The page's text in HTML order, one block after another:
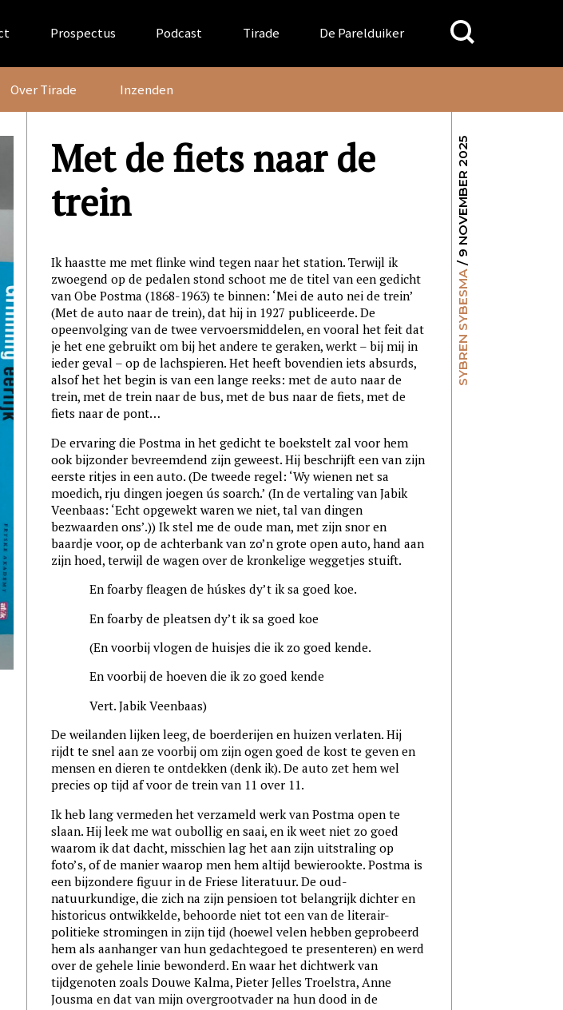
Prospectus Podcast Tirade De Parelduiker
Search
for:
Over Tirade Inzenden
SYBREN SYBESMA
/ 9 NOVEMBER 2025
Met de fiets naar de
trein
Ik haastte me met flinke wind tegen naar het station. Terwijl ik
zwoegend op de pedalen stond schoot me de titel van een gedicht
van Obe Postma (1868-1963) te binnen: ‘Mei de auto nei de trein’
(Met de auto naar de trein), dat hij in 1927 publiceerde. De
opeenvolging van de twee vervoersmiddelen, en vooral het feit dat
je het ene gebruikt om bij het andere te geraken, werkt – bij mij in
ieder geval – op de lachspieren. Het heeft bovendien iets absurds,
alsof het het begin is van een lange reeks: met de auto naar de
trein, met de trein naar de bus, met de bus naar de fiets, met de
fiets naar de pont…
De ervaring die Postma in het gedicht te boekstelt zal voor hem
ook bijzonder bevreemdend zijn geweest. Hij beschrijft een van zijn
eerste ritjes in een auto. (De tweede regel: ‘Wy wienen net sa
moedich, rju dingen joegen ús soarch.’ (In de vertaling van Jabik
Veenbaas: ‘Echt opgewekt waren we niet, tal van dingen
bezwaarden ons’.)) Ik stel me de oude man, met zijn snor en
baardje voor, op de achterbank van zo’n grote open auto, hand aan
zijn hoed, terwijl de wagen over de kronkelige weggetjes stuift.
En foarby fleagen de húskes dy’t ik sa goed koe.
En foarby de pleatsen dy’t ik sa goed koe
(En voorbij vlogen de huisjes die ik zo goed kende.
En voorbij de hoeven die ik zo goed kende
Vert. Jabik Veenbaas)
De weilanden lijken leeg, de boerderijen en huizen verlaten. Hij
rijdt te snel aan ze voorbij om zijn ogen goed de kost te geven en
mensen en dieren te ontdekken (denk ik). De auto zet hem wel
precies op tijd af voor de trein van 11 over 11.
Ik heb lang vermeden het verzameld werk van Postma open te
slaan. Hij leek me wat oubollig en saai, en ik weet niet zo goed
waarom ik dat dacht, misschien lag het aan zijn uitstraling op
foto’s, of de manier waarop men hem altijd bewierookte. Postma is
een bijzondere figuur in de Friese literatuur. De oud-
natuurkundige, die zich na zijn pensioen tot belangrijk dichter en
historicus ontwikkelde, behoorde niet tot een van de literair-
politieke stromingen in zijn tijd (hoewel velen hebben geprobeerd
hem als aanhanger van hun gedachtegoed te presenteren) en werd
over de gehele linie bewonderd. En waar het dichtwerk van
tijdgenoten zoals Douwe Kalma, Pieter Jelles Troelstra, Anne
Jousma en dat van mijn overgrootvader na hun dood in de